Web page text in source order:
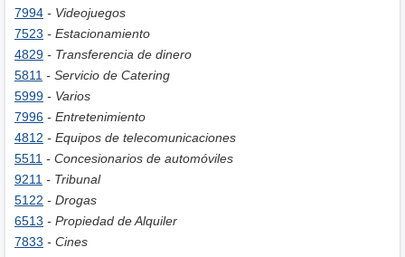
7994 - Videojuegos
7523 - Estacionamiento
4829 - Transferencia de dinero
5811 - Servicio de Catering
5999 - Varios
7996 - Entretenimiento
4812 - Equipos de telecomunicaciones
5511 - Concesionarios de automóviles
9211 - Tribunal
5122 - Drogas
6513 - Propiedad de Alquiler
7833 - Cines